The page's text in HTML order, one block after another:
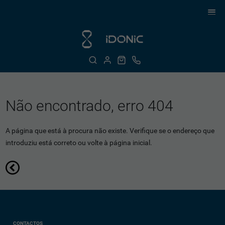
Não encontrado, erro 404
A página que está à procura não existe. Verifique se o endereço que
introduziu está correto ou volte à página inicial.
CONTACTOS